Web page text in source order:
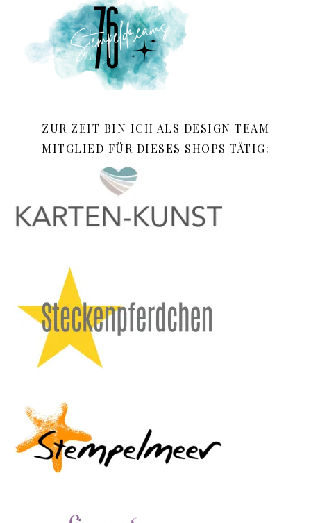
ZUR ZEIT BIN ICH ALS DESIGN TEAM
MITGLIED FÜR DIESES SHOPS TÄTIG: